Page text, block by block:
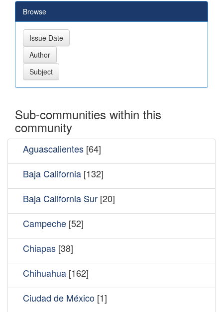
Browse
Sub-communities within this
community
Aguascalientes [64]
Baja California [132]
Baja California Sur [20]
Campeche [52]
Chiapas [38]
Chihuahua [162]
Ciudad de México [1]